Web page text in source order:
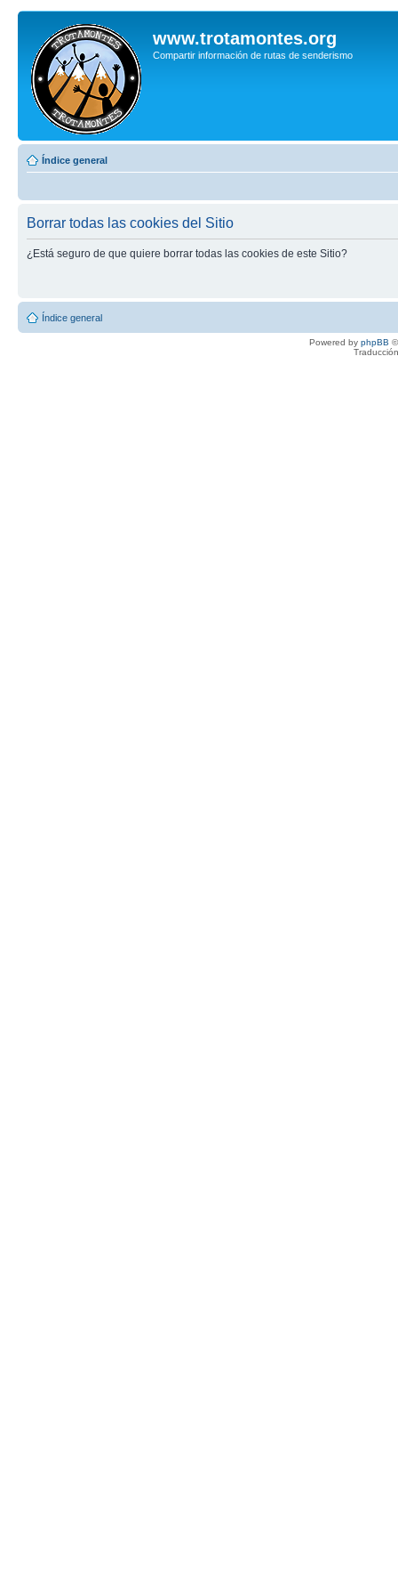
www.trotamontes.org
Compartir información de rutas de senderismo
Índice general
Borrar todas las cookies del Sitio
¿Está seguro de que quiere borrar todas las cookies de este Sitio?
Índice general
Powered by phpBB